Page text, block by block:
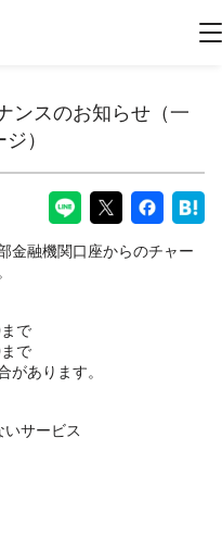
ンスのお知らせ（一
）
金融機関口座からのチャー
で
で
あります。
サービス